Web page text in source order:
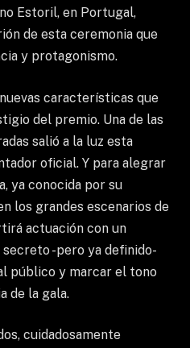
Estoril, en Portugal,
de esta ceremonia que
y protagonismo.
características que
del premio. Una de las
salió a la luz esta
oficial. Y para alegrar
ya conocida por su
los grandes escenarios de
actuación con un
-pero ya definido-
público y marcar el tono
de la gala.
cuidadosamente